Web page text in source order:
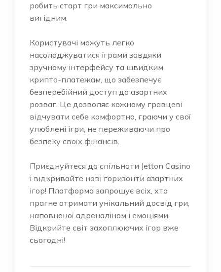
робить старт гри максимально
вигідним.
Користувачі можуть легко
насолоджуватися іграми завдяки
зручному інтерфейсу та швидким
крипто-платежам, що забезпечує
безперебійний доступ до азартних
розваг. Це дозволяє кожному гравцеві
відчувати себе комфортно, граючи у свої
улюблені ігри, не переживаючи про
безпеку своїх фінансів.
Приєднуйтеся до спільноти Jetton Casino
і відкривайте нові горизонти азартних
ігор! Платформа запрошує всіх, хто
прагне отримати унікальний досвід гри,
наповненої адреналіном і емоціями.
Відкрийте світ захоплюючих ігор вже
сьогодні!